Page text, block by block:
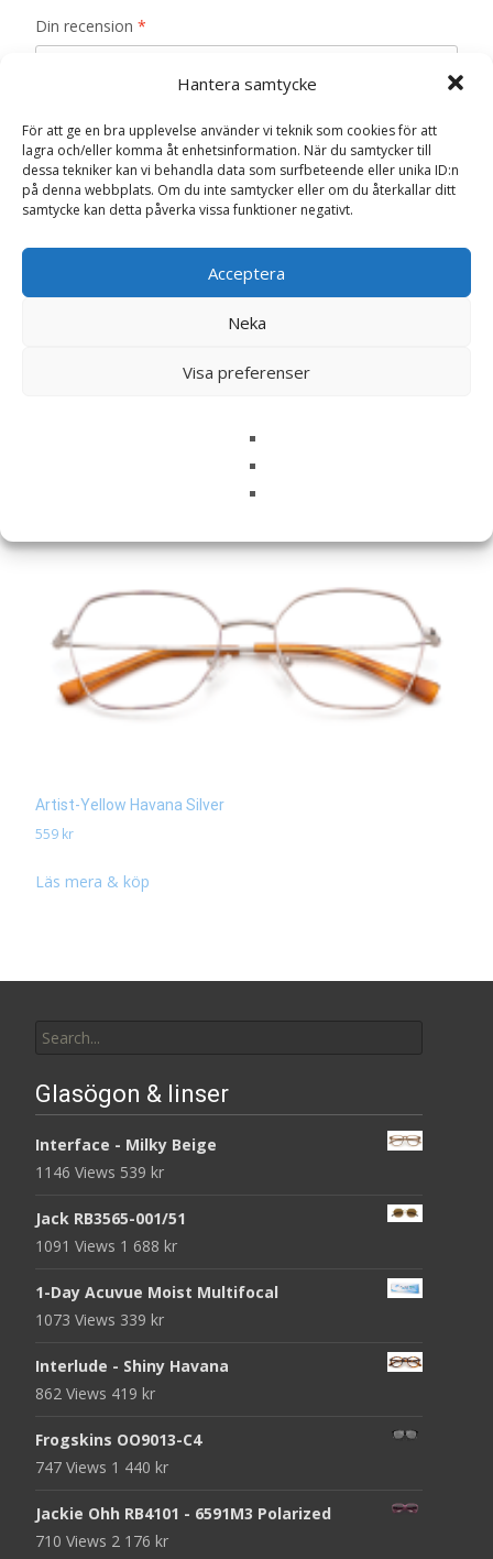
Hantera samtycke
För att ge en bra upplevelse använder vi teknik som cookies för att
lagra och/eller komma åt enhetsinformation. När du samtycker till
dessa tekniker kan vi behandla data som surfbeteende eller unika ID:n
på denna webbplats. Om du inte samtycker eller om du återkallar ditt
samtycke kan detta påverka vissa funktioner negativt.
Acceptera
Neka
Visa preferenser
Din recension *
Namn*
E-post*
Spara mitt namn, min e-postadress och webbplats i
denna webbläsare till nästa gång jag skriver en
Relaterade produkter
Artist-Yellow Havana Silver
559 kr
Läs mera & köp
for:
Glasögon & linser
Interface - Milky Beige
1146 Views 539 kr
Jack RB3565-001/51
1091 Views 1 688 kr
1-Day Acuvue Moist Multifocal
1073 Views 339 kr
Interlude - Shiny Havana
862 Views 419 kr
Frogskins OO9013-C4
747 Views 1 440 kr
Jackie Ohh RB4101 - 6591M3 Polarized
710 Views 2 176 kr